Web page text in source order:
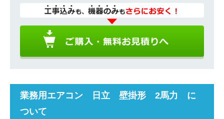
業務用エアコン 日立 壁掛形 2馬力 に
ついて